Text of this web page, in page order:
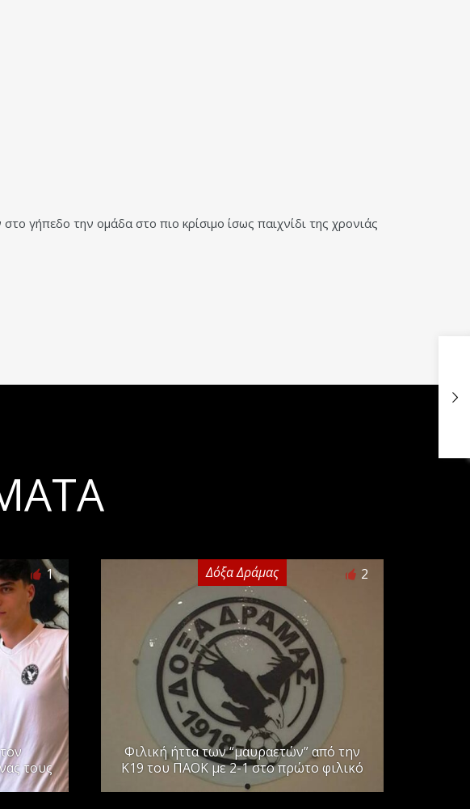
γήπεδο την ομάδα στο πιο κρίσιμο ίσως παιχνίδι της χρονιάς
1
τους
Δόξα Δράμας 2
Φιλική ήττα των “μαυραετών” από την
Κ19 του ΠΑΟΚ με 2-1 στο πρώτο φιλικό